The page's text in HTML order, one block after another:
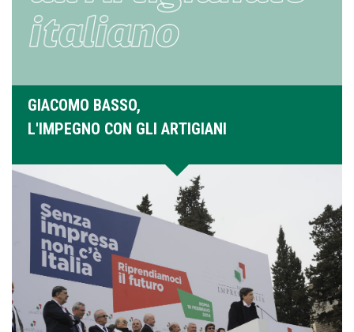
GIACOMO BASSO,
L'IMPEGNO CON GLI ARTIGIANI